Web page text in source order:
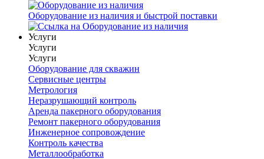
Оборудование из наличия и быстрой поставки
Услуги
Услуги
Услуги
Оборудование для скважин
Сервисные центры
Метрология
Неразрушающий контроль
Аренда пакерного оборудования
Ремонт пакерного оборудования
Инженерное сопровождение
Контроль качества
Металлообработка